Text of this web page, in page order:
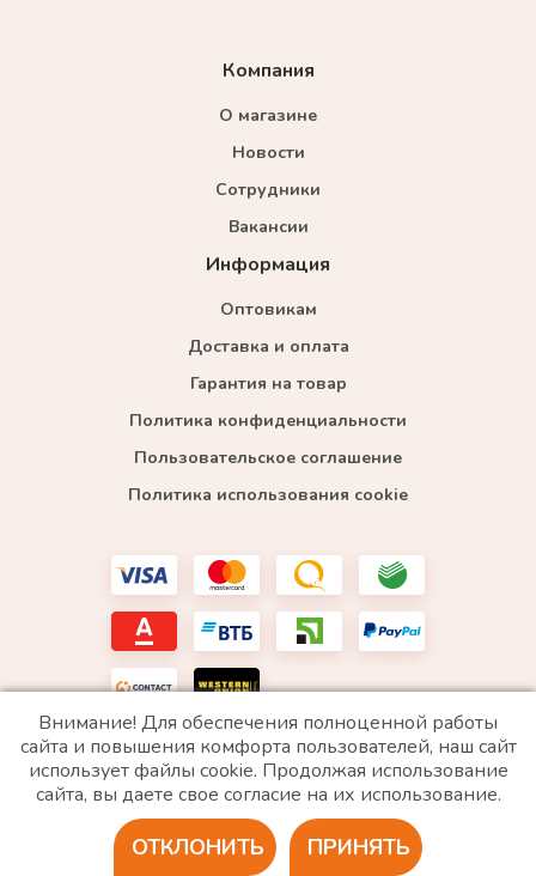
Компания
О магазине
Новости
Сотрудники
Вакансии
Информация
Оптовикам
Доставка и оплата
Гарантия на товар
Политика конфиденциальности
Пользовательское соглашение
Политика использования cookie
*WhatsApp принадлежит компании Meta, которая признана экстремистской и запрещена в
РФ
2020 © Все права защищены. ИП «Войтенко»
Разработка сайта
Внимание! Для обеспечения полноценной работы
сайта и повышения комфорта пользователей, наш сайт
использует файлы cookie. Продолжая использование
сайта, вы даете свое согласие на их использование.
ПРИНЯТЬ
ОТКЛОНИТЬ